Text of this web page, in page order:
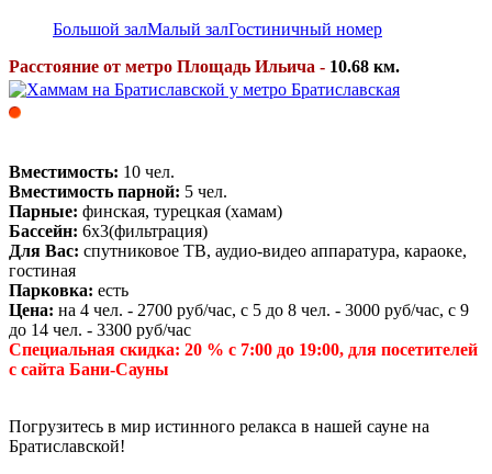
Большой залМалый залГостиничный номер
Расстояние от метро Площадь Ильича - 10.68 км.
Вместимость: 10 чел.
Вместимость парной: 5 чел.
Парные: финская, турецкая (хамам)
Бассейн: 6х3(фильтрация)
Для Вас: спутниковое ТВ, аудио-видео аппаратура, караоке,
гостиная
Парковка: есть
Цена: на 4 чел. - 2700 руб/час, с 5 до 8 чел. - 3000 руб/час, с 9
до 14 чел. - 3300 руб/час
Специальная скидка: 20 % с 7:00 до 19:00, для посетителей
с сайта Бани-Сауны
Погрузитесь в мир истинного релакса в нашей сауне на
Братиславской!